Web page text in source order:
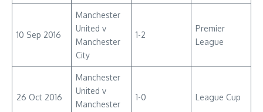
10 Sep 2016
Manchester
United v
Manchester
City
1-2
Premier
League
26 Oct 2016
Manchester
United v
Manchester
1-0 League Cup